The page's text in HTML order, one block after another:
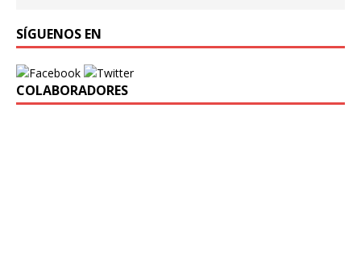
SÍGUENOS EN
COLABORADORES